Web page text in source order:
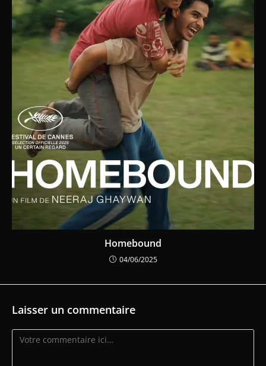
Homebound
04/06/2025
Laisser un commentaire